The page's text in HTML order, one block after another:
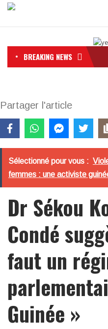
BREAKING NEWS
Partager l'article
Sélectionné pour vous :
femmes : une activiste
Dr Sékou
Condé
faut un
Guinée »